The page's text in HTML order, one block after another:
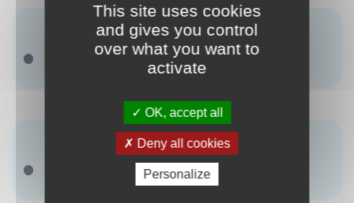
Synonyme(s) :
Agissement parasitaire
Antonyme(s) :
Concurrence loyale
This site uses cookies
and gives you control
over what you want to
activate
OK, accept all
Deny all cookies
Personalize